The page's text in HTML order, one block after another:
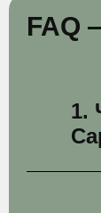
FAQ
1.